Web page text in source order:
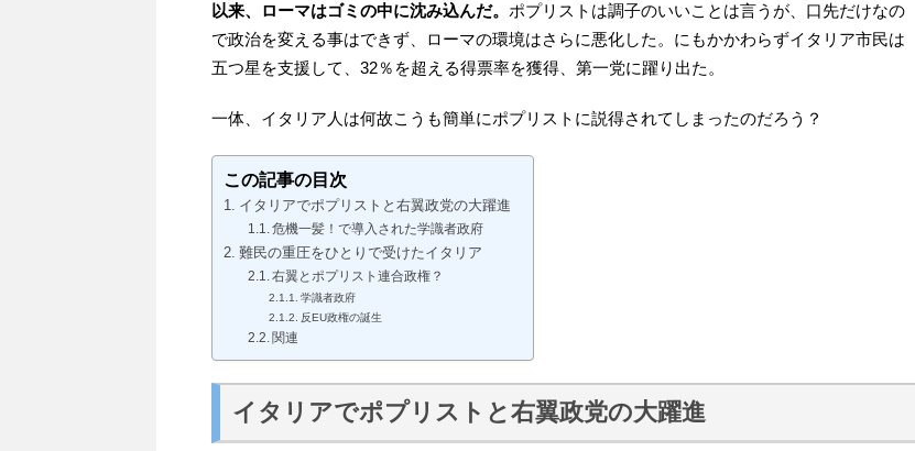
以来、ローマはゴミの中に沈み込んだ。 ポプリストは調子のいいことは言うが、口先だけなの
で政治を変える事はできず、ローマの環境はさらに悪化した。にもかかわらずイタリア市民は
五つ星を支援して、32％を超える得票率を獲得、第一党に躍り出た。
一体、イタリア人は何故こうも簡単にポプリストに説得されてしまったのだろう？
この記事の目次
イタリアでポプリストと右翼政党の大躍進
危機一髪！で導入された学識者政府
難民の重圧をひとりで受けたイタリア
右翼とポプリスト連合政権？
学識者政府
反EU政権の誕生
関連
イタリアでポプリストと右翼政党の大躍進